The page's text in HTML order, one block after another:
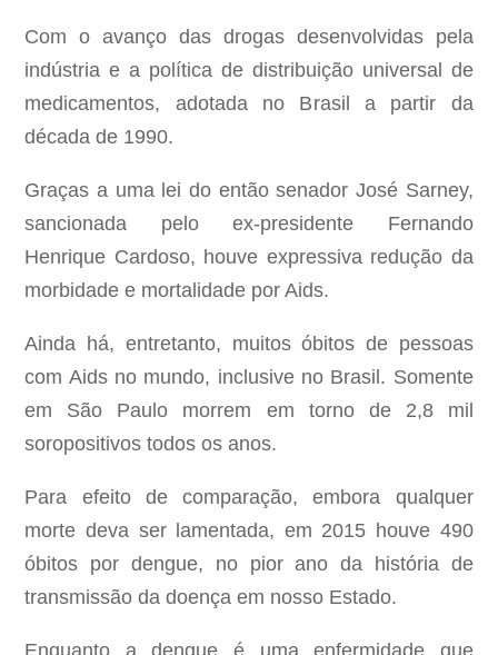
Com o avanço das drogas desenvolvidas pela
indústria e a política de distribuição universal de
medicamentos, adotada no Brasil a partir da
década de 1990.
Graças a uma lei do então senador José Sarney,
sancionada pelo ex-presidente Fernando
Henrique Cardoso, houve expressiva redução da
morbidade e mortalidade por Aids.
Ainda há, entretanto, muitos óbitos de pessoas
com Aids no mundo, inclusive no Brasil. Somente
em São Paulo morrem em torno de 2,8 mil
soropositivos todos os anos.
Para efeito de comparação, embora qualquer
morte deva ser lamentada, em 2015 houve 490
óbitos por dengue, no pior ano da história de
transmissão da doença em nosso Estado.